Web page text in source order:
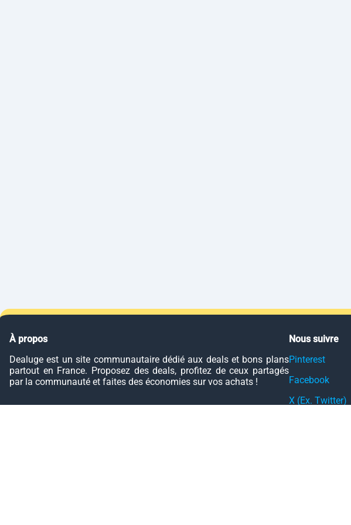
À propos
Dealuge est un site communautaire dédié aux deals et bons plans
partout en France. Proposez des deals, profitez de ceux partagés
par la communauté et faites des économies sur vos achats !
Nous suivre
Pinterest
Facebook
X (Ex. Twitter)